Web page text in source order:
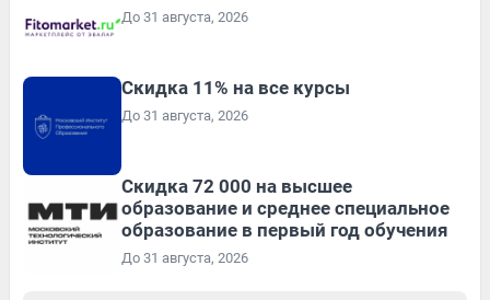
До 31 августа, 2026
Скидка 11% на все курсы
До 31 августа, 2026
Скидка 72 000 на высшее
образование и среднее специальное
образование в первый год обучения
До 31 августа, 2026